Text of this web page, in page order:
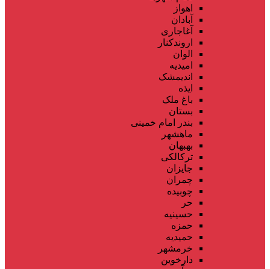
اهواز
آبادان
آغاجاری
اروندکنار
الوان
امیدیه
اندیمشک
ایذه
باغ ملک
بستان
بندر امام خمینی
ماهشهر
بهبهان
ترکالکی
جایزان
چمران
چوبیده
حر
حسینیه
حمزه
حمیدیه
خرمشهر
دارخوین